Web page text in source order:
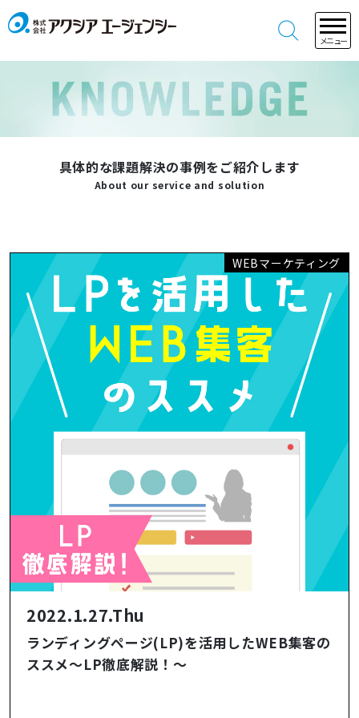
メニュー
具体的な課題解決の事例をご紹介します
About our service and solution
WEBマーケティング
2022.1.27.Thu
ランディングページ(LP)を活用したWEB集客の
ススメ～LP徹底解説！～